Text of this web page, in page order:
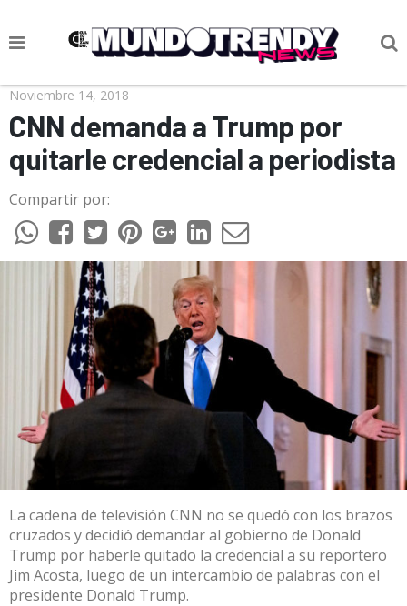
NOTICIAS
CULTURA POP
CIENCIA Y TECNOLOGÍA
VIDA
SOCIEDAD
CULTURIZANDO.COM
Noviembre 14, 2018
CNN demanda a Trump por
quitarle credencial a periodista
Compartir por:
La cadena de televisión CNN no se quedó con los brazos
cruzados y decidió demandar al gobierno de Donald
Trump por haberle quitado la credencial a su reportero
Jim Acosta, luego de un intercambio de palabras con el
presidente Donald Trump.